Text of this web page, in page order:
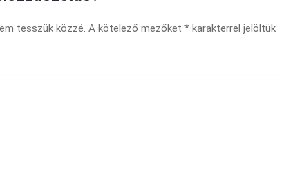
tesszük közzé. A kötelező mezőket * karakterrel jelöltük